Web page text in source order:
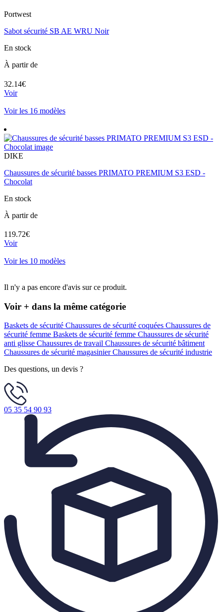
Portwest
Sabot sécurité SB AE WRU Noir
En stock
À partir de
32.14€
Voir
Voir les 16 modèles
DIKE
Chaussures de sécurité basses PRIMATO PREMIUM S3 ESD -
Chocolat
En stock
À partir de
119.72€
Voir
Voir les 10 modèles
Il n'y a pas encore d'avis sur ce produit.
Voir + dans la même catégorie
Baskets de sécurité Chaussures de sécurité coquées Chaussures de
sécurité femme Baskets de sécurité femme Chaussures de sécurité
anti glisse Chaussures de travail Chaussures de sécurité bâtiment
Chaussures de sécurité magasinierChaussures de sécurité industrie
Des questions, un devis ?
05 35 54 90 93